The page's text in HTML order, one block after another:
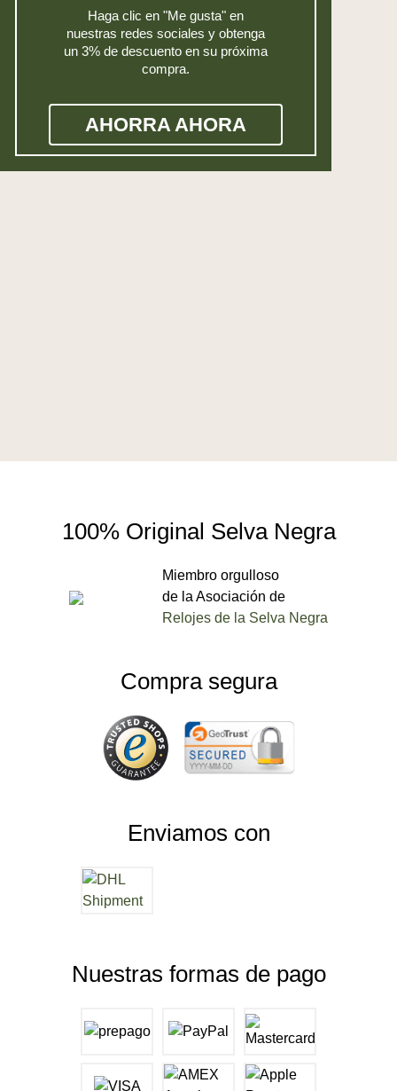
Haga clic en "Me gusta" en
nuestras redes sociales y obtenga
un 3% de descuento en su próxima
compra.
AHORRA AHORA
100% Original Selva Negra
Miembro orgulloso
de la Asociación de
Relojes de la Selva Negra
Compra segura
Enviamos con
Nuestras formas de pago